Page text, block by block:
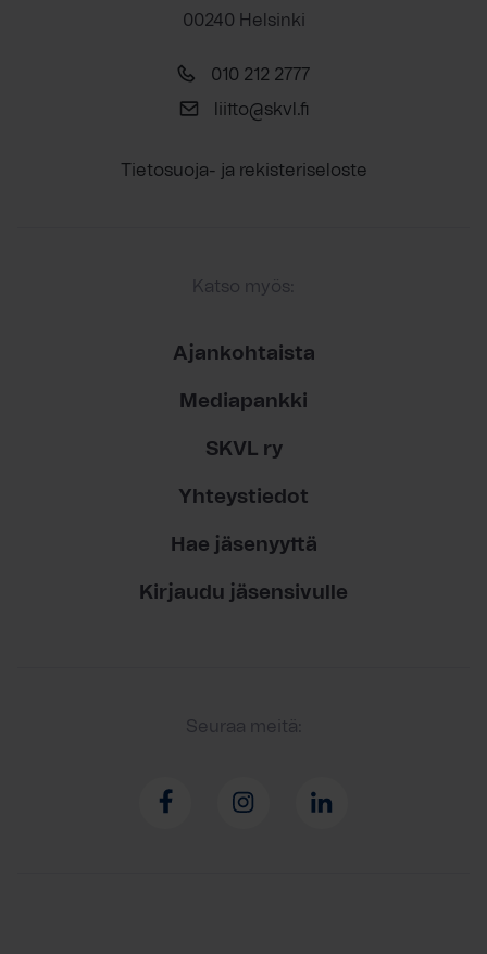
00240 Helsinki
010 212 2777
liitto@skvl.fi
Tietosuoja- ja rekisteriseloste
Katso myös:
Ajankohtaista
Mediapankki
SKVL ry
Yhteystiedot
Hae jäsenyyttä
Kirjaudu jäsensivulle
Seuraa meitä: